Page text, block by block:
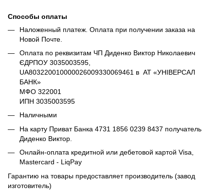
Способы оплаты
Наложенный платеж. Оплата при получении заказа на
Новой Почте.
Оплата по реквизитам ЧП Диденко Виктор Николаевич
ЄДРПОУ 3035003595,
UA803220010000026009330069461 в АТ «УНІВЕРСАЛ
БАНК»
МФО 322001
ИПН 3035003595
Наличными
На карту Приват Банка 4731 1856 0239 8437 получатель
Диденко Виктор.
Онлайн-оплата кредитной или дебетовой картой Visa,
Mastercard - LiqPay
Гарантию на товары предоставляет производитель (завод
изготовитель)